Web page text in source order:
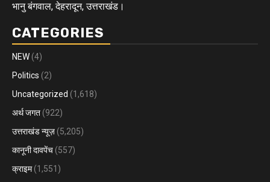
भानु बंगवाल, देहरादून, उत्तराखंड।
CATEGORIES
NEW (4)
Politics (2)
Uncategorized (1,618)
अर्थ जगत (922)
उत्तराखंड न्यूज़ (5,205)
कानूनी दावपेंच (557)
क्राइम(1,551)